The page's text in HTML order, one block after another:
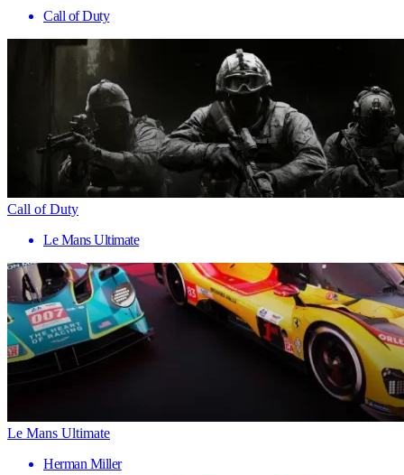
Call of Duty
Call of Duty
Le Mans Ultimate
Le Mans Ultimate
Herman Miller